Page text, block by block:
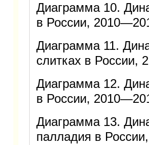
Диаграмма 10.
в России,
Диаграмма 11.
слитках в России,
Диаграмма 12.
в России,
Диаграмма 13.
палладия в